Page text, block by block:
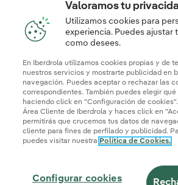
Nuestros certificados de
Mapa webInformación legal y
Seguridad de la información
¿Cómo ser colaborador?
Transparencia
Valoramos tu
Utilizamos cookies para
experiencia. Puedes ajustar
como desees.
En Iberdrola utilizamos cookies propias y de
nuestros servicios y mostrarte publicidad en
navegación. Puedes aceptar o rechazar las
correspondientes. También puedes elegir
haciendo click en "Configuración de
Área Cliente de Iberdrola y haces click en
permitirás que crucemos tus datos de
cliente para fines de perfilado y publicidad.
puedes visitar nuestra Política de Cookies.
Configurar cookies